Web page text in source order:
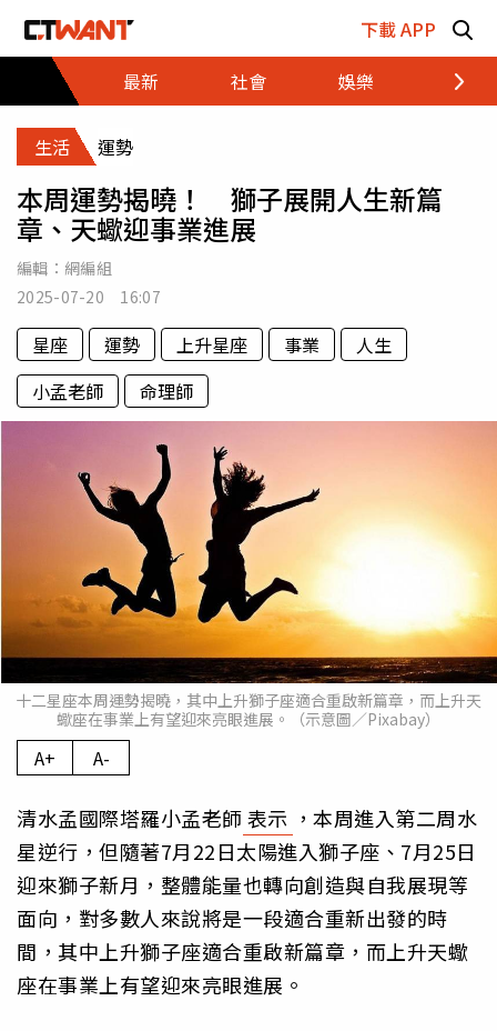
下載 APP
最新
社會 娛樂 財經
生活 運勢
本周運勢揭曉！ 獅子展開人生新篇
章、天蠍迎事業進展
編輯： 網編組
2025-07-20 16:07
星座 運勢 上升星座 事業
人生
小孟老師
命理師
十二星座本周運勢揭曉，其中上升獅子座適合重啟新篇章，而上升天
蠍座在事業上有望迎來亮眼進展。（示意圖／Pixabay）
A+ A-
清水孟國際塔羅小孟老師表示 ，本周進入第二周水
星逆行，但隨著7月22日太陽進入獅子座、7月25日
迎來獅子新月，整體能量也轉向創造與自我展現等
面向，對多數人來說將是一段適合重新出發的時
間，其中上升獅子座適合重啟新篇章，而上升天蠍
座在事業上有望迎來亮眼進展。